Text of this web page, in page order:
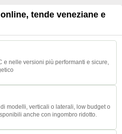
tende veneziane e
e nelle versioni più performanti e sicure,
modelli, verticali o laterali, low budget o
anche con ingombro ridotto.